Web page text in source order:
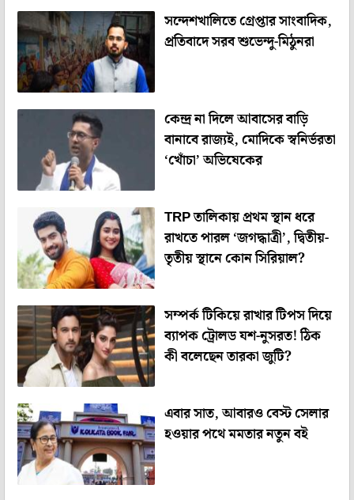
সন্দেশখালিতে গ্রেপ্তার সাংবাদিক,
প্রতিবাদে সরব শুভেন্দু-মিঠুনরা
কেন্দ্র না দিলে আবাসের বাড়ি
বানাবে রাজ্যই, মোদিকে স্বনির্ভরতা
‘খোঁচা’ অভিষেকের
TRP তালিকায় প্রথম স্থান ধরে
রাখতে পারল ‘জগদ্ধাত্রী’, দ্বিতীয়-
তৃতীয় স্থানে কোন সিরিয়াল?
সম্পর্ক টিকিয়ে রাখার টিপস দিয়ে
ব্যাপক ট্রোলড যশ-নুসরত! ঠিক
কী বলেছেন তারকা জুটি?
এবার সাত, আবারও বেস্ট সেলার
হওয়ার পথে মমতার নতুন বই